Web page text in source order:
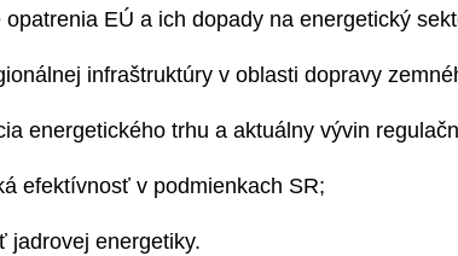
opatrenia EÚ a ich dopady na energetický
infraštruktúry v oblasti dopravy
energetického trhu a aktuálny vývin
efektívnosť v podmienkach SR;
jadrovej energetiky.